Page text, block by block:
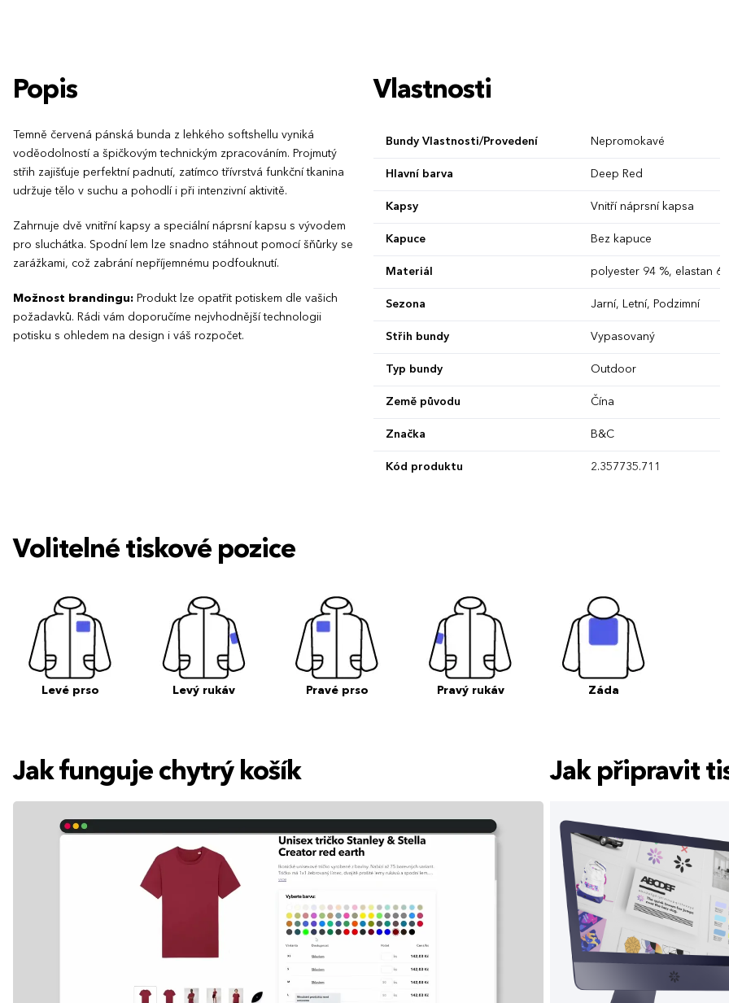
Popis
Temně červená pánská bunda z lehkého softshellu vyniká
voděodolností a špičkovým technickým zpracováním. Projmutý
střih zajišťuje perfektní padnutí, zatímco třívrstvá funkční tkanina
udržuje tělo v suchu a pohodlí i při intenzivní aktivitě.
Zahrnuje dvě vnitřní kapsy a speciální náprsní kapsu s vývodem
pro sluchátka. Spodní lem lze snadno stáhnout pomocí šňůrky se
zarážkami, což zabrání nepříjemnému podfouknutí.
Možnost brandingu: Produkt lze opatřit potiskem dle vašich
požadavků. Rádi vám doporučíme nejvhodnější technologii
potisku s ohledem na design i váš rozpočet.
Vlastnosti
Bundy Vlastnosti/Provedení Nepromokavé
Hlavní barva Deep Red
Kapsy Vnitří náprsní kapsa
Kapuce Bez kapuce
Materiál polyester 94 %, elastan 6 %
Sezona Jarní, Letní, Podzimní
Střih bundy Vypasovaný
Typ bundy Outdoor
Země původu Čína
Značka B&C
Kód produktu 2.357735.711
Volitelné tiskové pozice
Levé prso Levý rukáv Pravé prso Pravý rukáv Záda
Jak funguje chytrý košík Jak připravit